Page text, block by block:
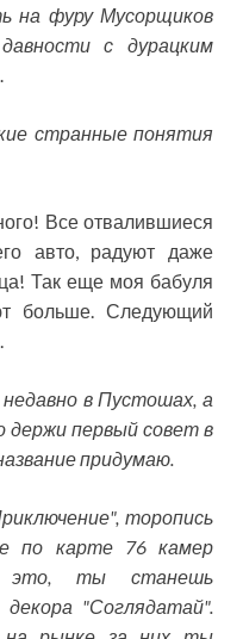
на фуру Мусорщиков
с дурацким
странные понятия
Все отвалившиеся
авто, радуют даже
Так еще моя бабуля
больше. Следующий
в Пустошах, а
держи первый совет в
придумаю.
торопись
по карте 76 камер
это, ты станешь
"Соглядатай".